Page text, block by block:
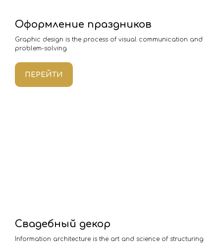
Оформление праздников
Graphic design is the process of visual communication and
problem-solving
ПЕРЕЙТИ
Свадебный декор
Information architecture is the art and science of structuring